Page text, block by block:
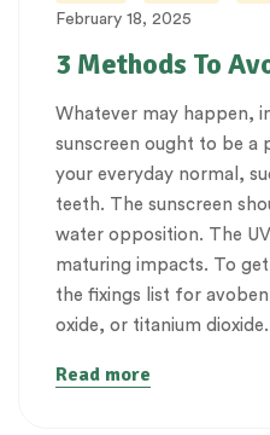
February 18, 2025
3 Methods To
Whatever may happen,
sunscreen ought to be a
your everyday normal,
teeth. The sunscreen
water opposition. The
maturing impacts. To
the fixings list for
oxide, or titanium
Read more